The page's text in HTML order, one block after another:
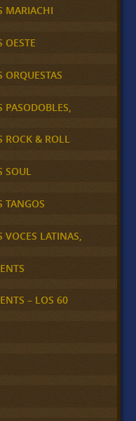
MARIACHI
ROCK & ROLL
SOUL
TANGOS
LATINAS,
– LOS 60